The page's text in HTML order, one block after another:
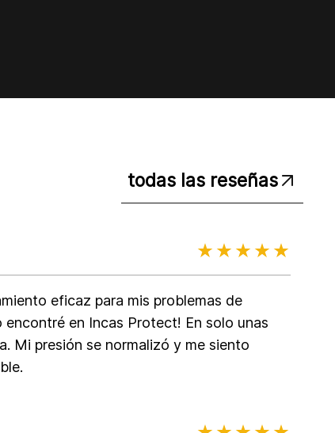
todas las reseñas
eficaz para mis problemas de
encontré en Incas Protect! En solo unas
Mi presión se normalizó y me siento